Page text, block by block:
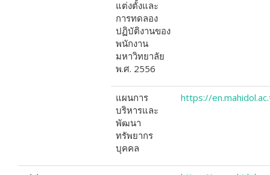
แต่งตั้งและ
การทดลอง
ปฏิบัติงานของ
พนักงาน
มหาวิทยาลัย
พ.ศ. 2556
แผนการ
บริหารและ
พัฒนา
ทรัพยากร
บุคคล
https://